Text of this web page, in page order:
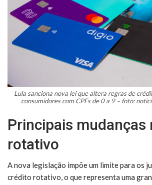
Lula sanciona nova lei que altera regras de
consumidores com CPFs de 0 a 9 – foto:
Principais mudanças
rotativo
A nova legislação impõe um limite para os
crédito rotativo, o que representa uma